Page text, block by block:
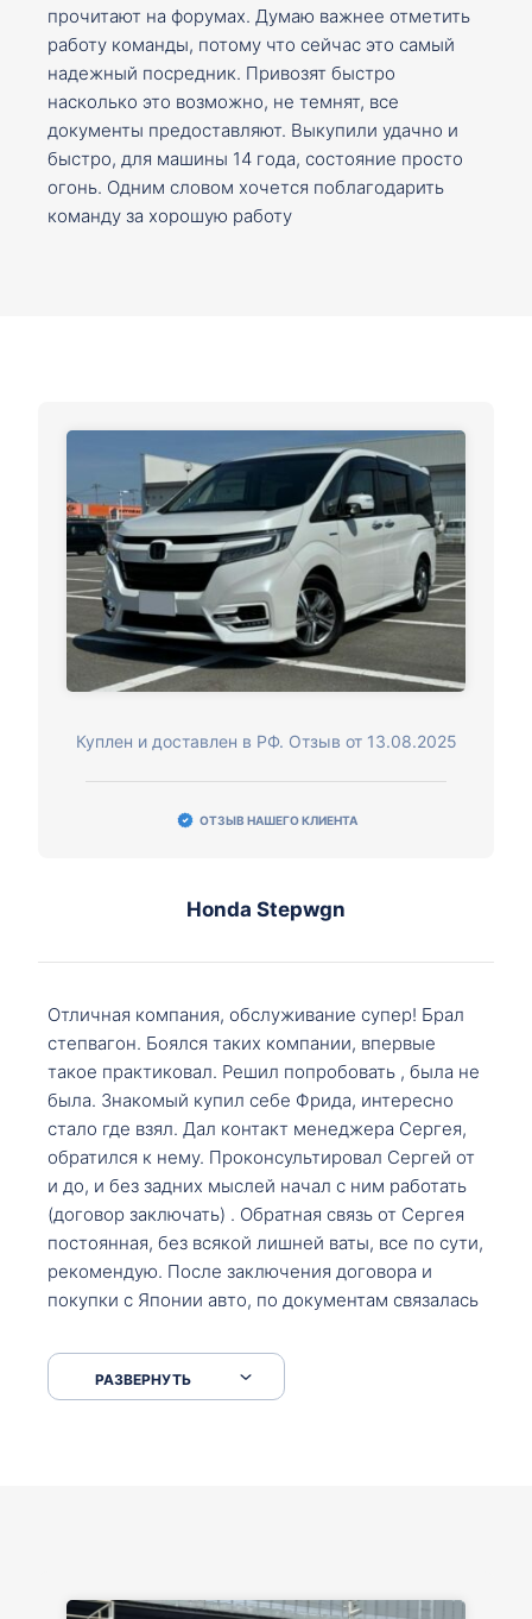
прочитают на форумах. Думаю важнее отметить
работу команды, потому что сейчас это самый
надежный посредник. Привозят быстро
насколько это возможно, не темнят, все
документы предоставляют. Выкупили удачно и
быстро, для машины 14 года, состояние просто
огонь. Одним словом хочется поблагодарить
команду за хорошую работу
Куплен и доставлен в РФ. Отзыв от 13.08.2025
ОТЗЫВ НАШЕГО КЛИЕНТА
Honda Stepwgn
Отличная компания, обслуживание супер! Брал
степвагон. Боялся таких компании, впервые
такое практиковал. Решил попробовать , была не
была. Знакомый купил себе Фрида, интересно
стало где взял. Дал контакт менеджера Сергея,
обратился к нему. Проконсультировал Сергей от
и до, и без задних мыслей начал с ним работать
(договор заключать) . Обратная связь от Сергея
постоянная, без всякой лишней ваты, все по сути,
рекомендую. После заключения договора и
покупки с Японии авто, по документам связалась
что заполнить, куда зайти, образцы и т.д. После
приехал за авто. Меня тепло встретили Сергей с
РАЗВЕРНУТЬ